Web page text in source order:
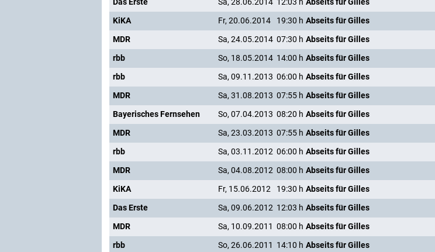
Das Erste
Sa, 28.06.2014 12:03 h Abseits für Gilles
KiKA
Fr, 20.06.2014 19:30 h Abseits für Gilles
MDR
Sa, 24.05.2014 07:30 h Abseits für Gilles
rbb
So, 18.05.2014 14:00 h Abseits für Gilles
rbb
Sa, 09.11.2013 06:00 h Abseits für Gilles
MDR
Sa, 31.08.2013 07:55 h Abseits für Gilles
Bayerisches Fernsehen
So, 07.04.2013 08:20 h Abseits für Gilles
MDR
Sa, 23.03.2013 07:55 h Abseits für Gilles
rbb
Sa, 03.11.2012 06:00 h Abseits für Gilles
MDR
Sa, 04.08.2012 08:00 h Abseits für Gilles
KiKA
Fr, 15.06.2012 19:30 h Abseits für Gilles
Das Erste
Sa, 09.06.2012 12:03 h Abseits für Gilles
MDR
Sa, 10.09.2011 08:00 h Abseits für Gilles
rbb
So, 26.06.2011 14:10 h Abseits für Gilles